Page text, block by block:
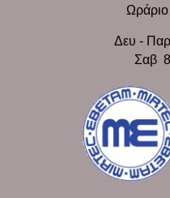
Ωράριο
Δευ -
Σαβ